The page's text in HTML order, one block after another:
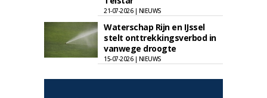
21-07-2026 | NIEUWS
Waterschap Rijn en IJssel
stelt onttrekkingsverbod in
vanwege droogte
15-07-2026 | NIEUWS